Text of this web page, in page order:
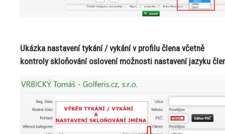
Ukázka nastavení tykání / vykání v profilu člena včetně
kontroly skloňování oslovení možnosti nastavení jazyku